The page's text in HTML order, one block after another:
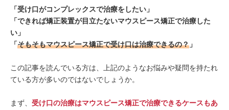
「受け口がコンプレックスで治療をしたい」
「できれば矯正装置が目立たないマウスピース矯正で治療した
い」
「そもそもマウスピース矯正で受け口は治療できるの？ 」
この記事を読んでいる方は、上記のようなお悩みや疑問を持たれ
ている方が多いのではないでしょうか。
まず、 受け口の治療はマウスピース矯正で治療できるケースもあ